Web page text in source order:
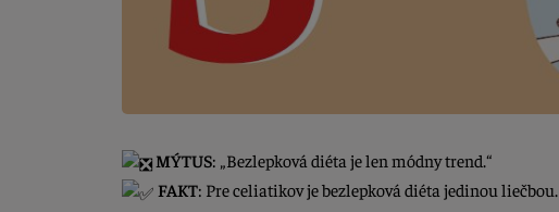
MÝTUS: „Bezlepková diéta je len módny trend.“
FAKT: Pre celiatikov je bezlepková diéta jedinou liečbou.